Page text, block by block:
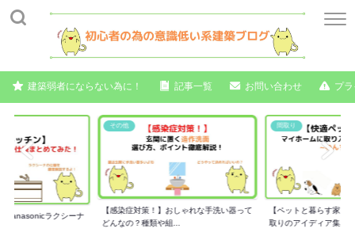
建築弱者にならない為に！ 記事一覧 お問い合わせ プ
Panasonicラクシーナ
その他
【感染症対策！】おしゃれな手洗い器って
どんなの？種類や組...
間取り
【ペットと暮らす家】
取りのアイディア集...